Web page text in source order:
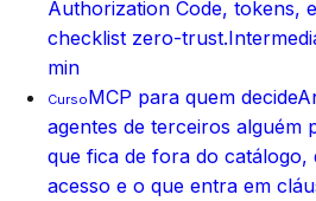
Authorization Code, tokens,
checklist zero-trust.
min
CursoMCP para quem decide
agentes de terceiros alguém
que fica de fora do catálogo,
acesso e o que entra em